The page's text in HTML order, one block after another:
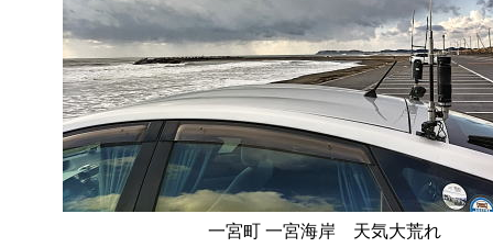
一宮町 一宮海岸 天気大荒れ